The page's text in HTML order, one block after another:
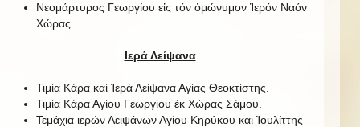
Νεομάρτυρος Γεωργίου εἰς τόν ὁμώνυμον Ἱερόν Ναόν
Χώρας.
Ιερά Λείψανα
Τιμία Κάρα καί Ἱερά Λείψανα Αγίας Θεοκτίστης.
Τιμία Κάρα Αγίου Γεωργίου ἐκ Χώρας Σάμου.
Τεμάχια ιερών Λειψάνων Αγίου Κηρύκου και Ἰουλίττης